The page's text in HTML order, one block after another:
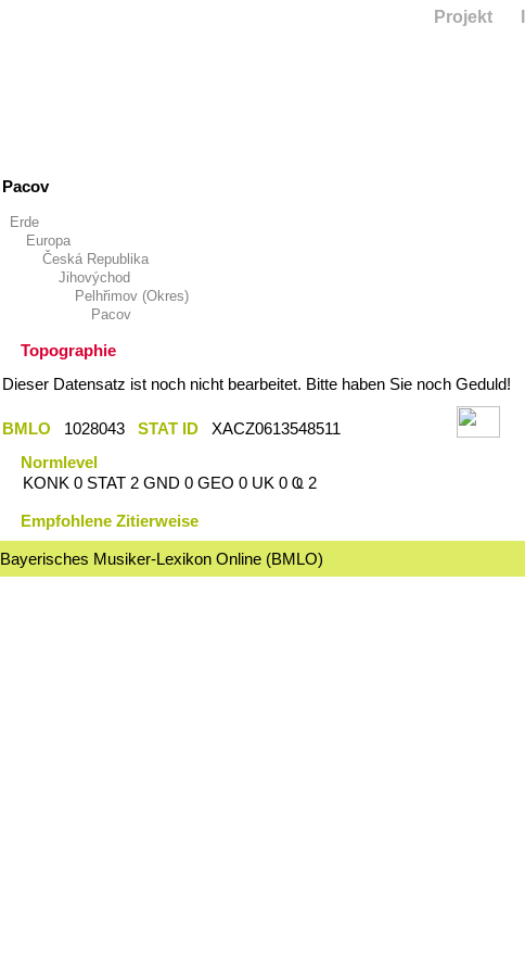
Pacov
Erde
Europa
Česká Republika
Jihovýchod
Pelhřimov (Okres)
Pacov
Topographie
Dieser Datensatz ist noch nicht bearbeitet. Bitte haben Sie noch Geduld!
BMLO 1028043 STAT ID
XACZ0613548511
Normlevel
KONK 0 STAT 2 GND 0 GEO 0 UK 0 Ҩ 2
Empfohlene Zitierweise
Bayerisches Musiker-Lexikon Online (BMLO)
Projekt